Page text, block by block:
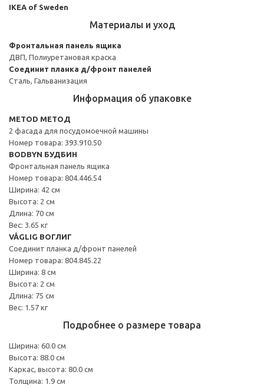
IKEA of Sweden
Материалы и уход
Фронтальная панель ящика
ДВП, Полиуретановая краска
Соединит планка д/фронт панелей
Сталь, Гальванизация
Информация об упаковке
METOD МЕТОД
2 фасада для посудомоечной машины
Номер товара: 393.910.50
BODBYN БУДБИН
Фронтальная панель ящика
Номер товара: 804.446.54
Ширина: 42 см
Высота: 2 см
Длина: 70 см
Вес: 3.65 кг
VÅGLIG ВОГЛИГ
Соединит планка д/фронт панелей
Номер товара: 804.845.22
Ширина: 8 см
Высота: 2 см
Длина: 75 см
Вес: 1.57 кг
Подробнее о размере товара
Ширина: 60.0 см
Высота: 88.0 см
Каркас, высота: 80.0 см
Толщина: 1.9 см